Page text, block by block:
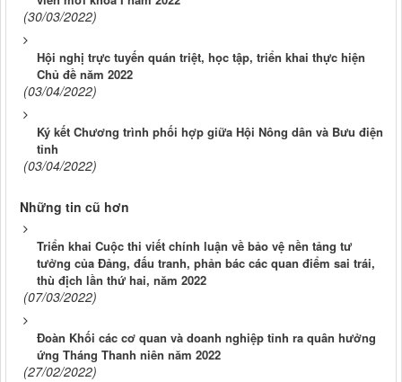
(30/03/2022)
Hội nghị trực tuyến quán triệt, học tập, triển khai thực hiện
Chủ đề năm 2022
(03/04/2022)
Ký kết Chương trình phối hợp giữa Hội Nông dân và Bưu điện
tỉnh
(03/04/2022)
Những tin cũ hơn
Triển khai Cuộc thi viết chính luận về bảo vệ nền tảng tư
tưởng của Đảng, đấu tranh, phản bác các quan điểm sai trái,
thù địch lần thứ hai, năm 2022
(07/03/2022)
Đoàn Khối các cơ quan và doanh nghiệp tỉnh ra quân hưởng
ứng Tháng Thanh niên năm 2022
(27/02/2022)